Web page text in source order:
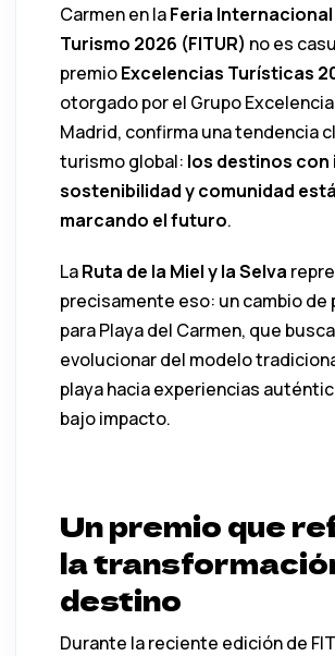
Carmen en laFeria Internacional
Turismo 2026 (FITUR) no es
premioExcelencias Turísticas
otorgado por el Grupo
Madrid, confirma una tendencia
turismo global: los destinos con
sostenibilidad y comunidad
marcando el futuro.
LaRuta de la Miel y la Selva
precisamente eso: un cambio de
paraPlaya del Carmen, que busca
evolucionar del modelo
playa hacia experiencias
bajo impacto.
Un premio que
la
destino
Durante la reciente edición de